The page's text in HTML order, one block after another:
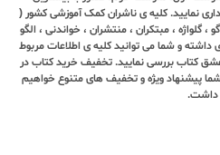
نمایید. کلیه ی ناشران کمک آموزشی کشور (
گلواژه ، مبتکران ، منتشران ، خواندنی ، الگو
و شما می توانید کلیه ی اطلاعات مربوط
کتاب بررسی نمایید. تخفیف خرید کتاب در
پیشنهاد ویژه و تخفیف های متنوع خواهیم
داشت.